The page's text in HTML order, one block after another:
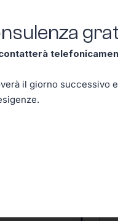
il giorno successivo